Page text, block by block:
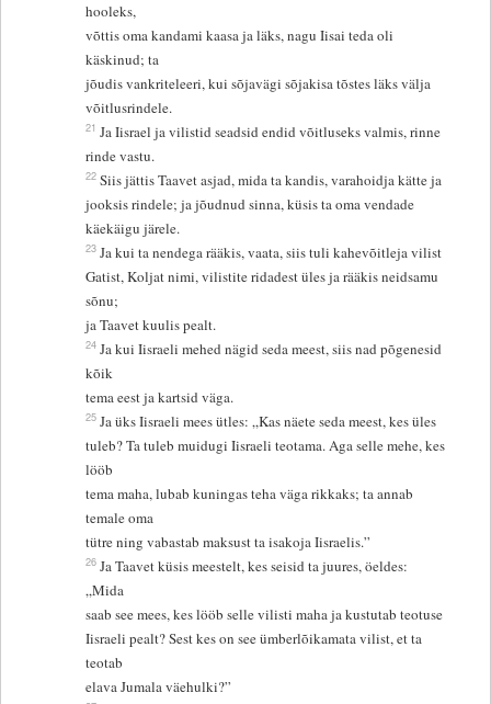
hooleks,
võttis oma kandami kaasa ja läks, nagu Iisai teda oli
käskinud; ta
jõudis vankriteleeri, kui sõjavägi sõjakisa tõstes läks välja
võitlusrindele.
21 Ja Iisrael ja vilistid seadsid endid võitluseks valmis, rinne
rinde vastu.
22 Siis jättis Taavet asjad, mida ta kandis, varahoidja kätte ja
jooksis rindele; ja jõudnud sinna, küsis ta oma vendade
käekäigu järele.
23 Ja kui ta nendega rääkis, vaata, siis tuli kahevõitleja vilist
Gatist, Koljat nimi, vilistite ridadest üles ja rääkis neidsamu
sõnu;
ja Taavet kuulis pealt.
24 Ja kui Iisraeli mehed nägid seda meest, siis nad põgenesid
kõik
tema eest ja kartsid väga.
25 Ja üks Iisraeli mees ütles: „Kas näete seda meest, kes üles
tuleb? Ta tuleb muidugi Iisraeli teotama. Aga selle mehe, kes
lööb
tema maha, lubab kuningas teha väga rikkaks; ta annab
temale oma
tütre ning vabastab maksust ta isakoja Iisraelis.”
26 Ja Taavet küsis meestelt, kes seisid ta juures, öeldes:
„Mida
saab see mees, kes lööb selle vilisti maha ja kustutab teotuse
Iisraeli pealt? Sest kes on see ümberlõikamata vilist, et ta
teotab
elava Jumala väehulki?”